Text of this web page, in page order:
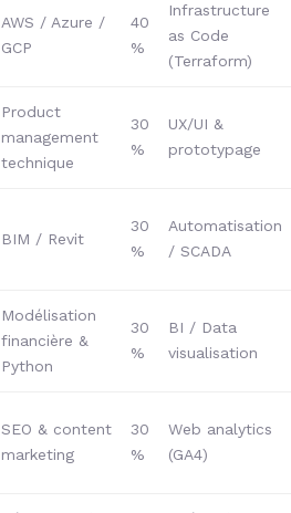
AWS / Azure /
GCP
40
%
Infrastructure
as Code
(Terraform)
Product
management
technique
30
%
UX/UI &
prototypage
BIM / Revit
30
%
Automatisation
/ SCADA
Modélisation
financière &
Python
30
%
BI / Data
visualisation
SEO & content
marketing
30
%
Web analytics
(GA4)